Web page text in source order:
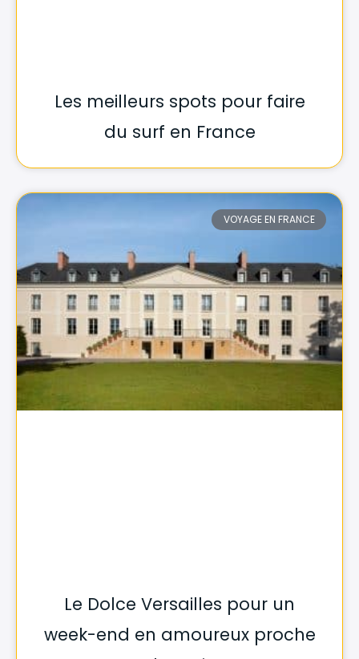
Les meilleurs spots pour faire
du surf en France
VOYAGE EN FRANCE
Le Dolce Versailles pour un
week-end en amoureux proche